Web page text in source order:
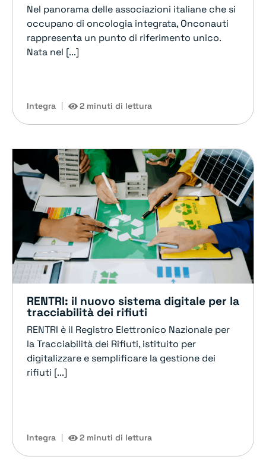
Nel panorama delle associazioni italiane che si
occupano di oncologia integrata, Onconauti
rappresenta un punto di riferimento unico.
Nata nel [...]
Integra 2 minuti di lettura
RENTRI: il nuovo sistema digitale per la
tracciabilità dei rifiuti
RENTRI è il Registro Elettronico Nazionale per
la Tracciabilità dei Rifiuti, istituito per
digitalizzare e semplificare la gestione dei
rifiuti [...]
Integra 2 minuti di lettura